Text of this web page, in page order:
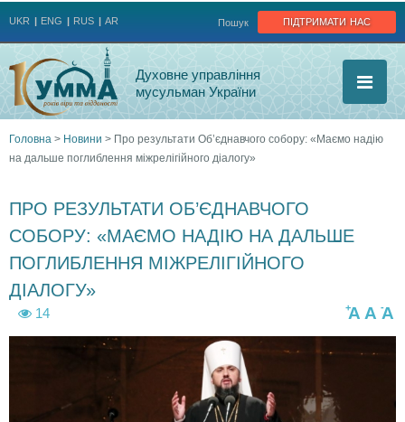
підтримати нас
Пошук
UKR ENG RUS AR
Духовне управління
мусульман України
Ви
є
тут
Головна > Новини > Про результати Об’єднавчого собору: «Маємо надію
на дальше поглиблення міжрелігійного діалогу»
ПРО РЕЗУЛЬТАТИ ОБ’ЄДНАВЧОГО
СОБОРУ: «МАЄМО НАДІЮ НА ДАЛЬШЕ
ПОГЛИБЛЕННЯ МІЖРЕЛІГІЙНОГО
ДІАЛОГУ»
14 -A
A
+A